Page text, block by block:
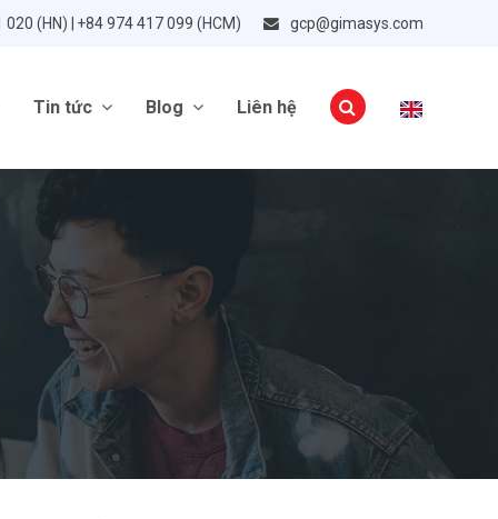
020 (HN) | +84 974 417 099 (HCM) gcp@gimasys.com
Tin tức Blog Liên hệ